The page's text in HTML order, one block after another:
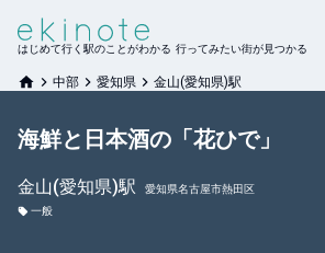
はじめて行く駅のことがわかる 行ってみたい街が見つかる
中部 愛知県 金山(愛知県)駅
海鮮と日本酒の「花ひで」
金山(愛知県)駅
愛知県名古屋市熱田区
一般